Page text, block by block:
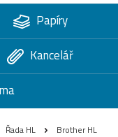
Papíry
Kancelář
Řada HL
Brother HL